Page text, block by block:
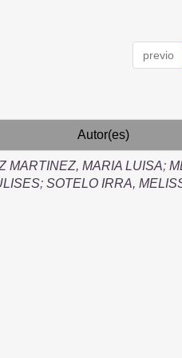
previo
Autor(es)
MARTINEZ, MARIA LUISA;
; SOTELO IRRA,